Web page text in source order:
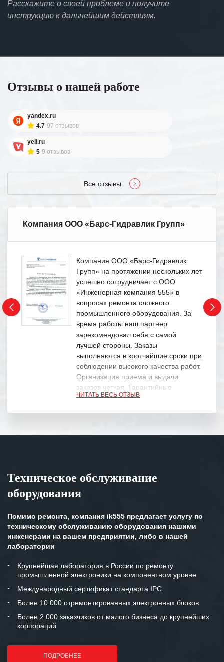
Расскажите о своей проблеме и получите
инструкцию к дальнейшим действиям.
Отзывы о нашей работе
yandex.ru
4.7 97 отзывов
yell.ru
5 9 отзывов
Все отзывы
Компания ООО «Барс-Гидравлик Групп»
Компания ООО «Барс-Гидравлик
Групп» на протяжении нескольких лет
успешно сотрудничает с ООО
«Инженерная компания 555» в
вопросах ремонта сложного
промышленного оборудования. За
время работы наш партнер
зарекомендовал себя с самой
лучшей стороны. Заказы
выполняются в кротчайшие сроки при
соблюдении высокого качества работ.
Организация приема и выдачи
заказов четкая. Гарантийные
обязательства выполняются в
Особенно хочется отметить высокую
клиентоориентированность
готовность помочь в самых сложных
Мы высоко ценим сложившиеся
и доверительные партнерские
отношения и искренне желаем
«Инженерной компании «555» долгих
лет успеха и процветания.
ЧИТАТЬ ВЕСЬ ОТЗЫВ
Техническое обслуживание
оборудования
Помимо ремонта, компания ik555 предлагает услугу по
техническому обслуживанию оборудования нашими
инженерами на вашем предприятии, либо в нашей
лаборатории
Крупнейшая лаборатория в России по ремонту
промышленной электроники на компонентном уровне
Международный сертификат стандарта IPC
Более 10 000 отремонтированных электронных блоков
Более 2 000 заказчиков от малого бизнеса до крупнейших
корпораций
ПОДРОБНЕЕ